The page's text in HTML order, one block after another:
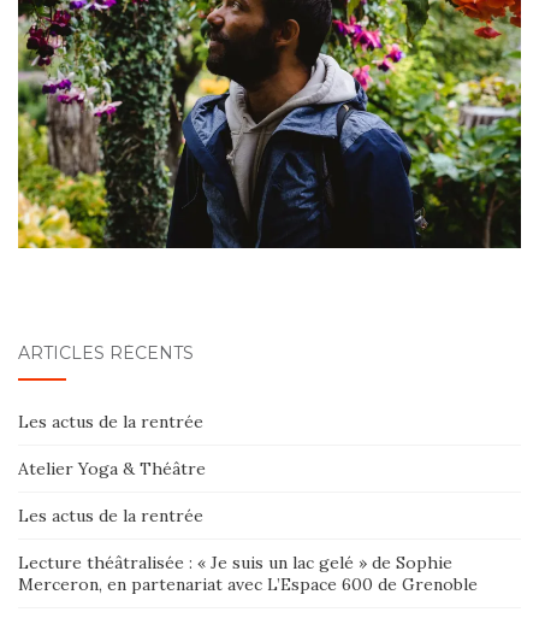
ARTICLES RÉCENTS
Les actus de la rentrée
Atelier Yoga & Théâtre
Les actus de la rentrée
Lecture théâtralisée : « Je suis un lac gelé » de Sophie
Merceron, en partenariat avec L’Espace 600 de Grenoble